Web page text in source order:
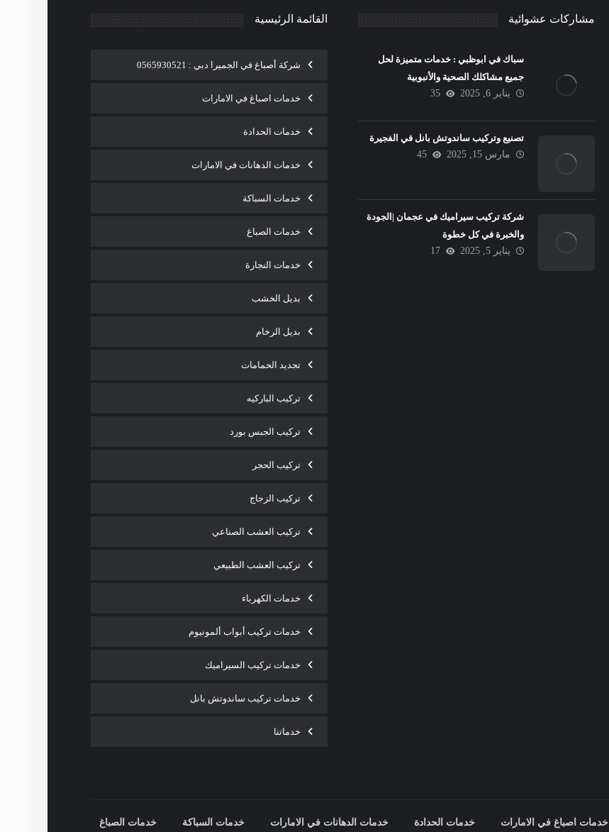
مشاركات عشوائية
سباك في ابوظبي : خدمات متميزة لحل
جميع مشاكلك الصحية والأنبوبية
يناير 6, 2025
35
تصنيع وتركيب ساندوتش بانل في الفجيرة
مارس 15, 2025
45
شركة تركيب سيراميك في عجمان |الجودة
والخبرة في كل خطوة
يناير 5, 2025
17
القائمة الرئيسية
شركة أصباغ في الجميرا دبي : 0565930521
خدمات اصباغ في الامارات
خدمات الحدادة
خدمات الدهانات في الامارات
خدمات السباكة
خدمات الصباغ
خدمات النجارة
بديل الخشب
بديل الرخام
تجديد الحمامات
تركيب الباركيه
تركيب الجبس بورد
تركيب الحجر
تركيب الزجاج
تركيب العشب الصناعي
تركيب العشب الطبيعي
خدمات الكهرباء
خدمات تركيب أبواب ألمونيوم
خدمات تركيب السيراميك
خدمات تركيب ساندوتش بانل
خدماتنا
خدمات اصباغ في الامارات خدمات الحدادة خدمات الدهانات في الامارات خدمات السباكة خدمات الصباغ